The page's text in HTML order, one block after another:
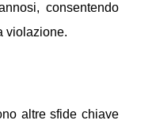
consentendo
violazione.
altre sfide chiave